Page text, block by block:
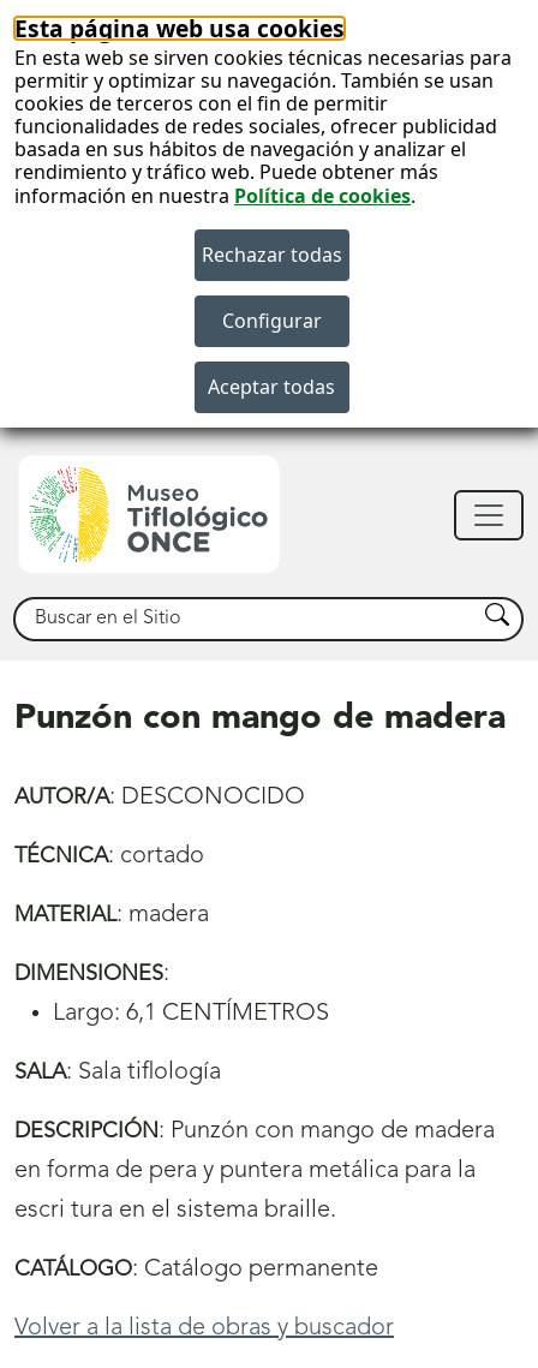
Esta página web usa cookies
En esta web se sirven cookies técnicas necesarias para
permitir y optimizar su navegación. También se usan
cookies de terceros con el fin de permitir
funcionalidades de redes sociales, ofrecer publicidad
basada en sus hábitos de navegación y analizar el
rendimiento y tráfico web. Puede obtener más
información en nuestra Política de cookies.
Buscar Buscar
Punzón con mango de madera
AUTOR/A: DESCONOCIDO
TÉCNICA: cortado
MATERIAL: madera
DIMENSIONES:
Largo: 6,1 CENTÍMETROS
SALA: Sala tiflología
DESCRIPCIÓN: Punzón con mango de madera
en forma de pera y puntera metálica para la
escri tura en el sistema braille.
CATÁLOGO: Catálogo permanente
Volver a la lista de obras y buscador